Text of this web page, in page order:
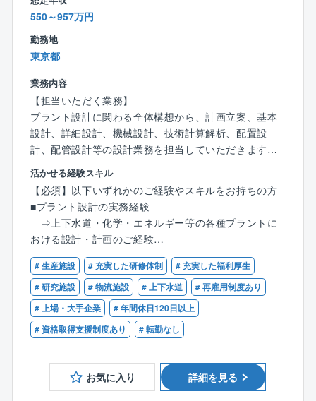
■出張：基本的に社内対応
※多くても月２回程度
休日出勤時には代休取得推奨
■その他働き方
・直行直帰：可 ※入社直後から適応可
・在宅勤務：原則出社 ※相談に応じて取得可能(育
児、病院等など活用実績あり)
・フレックス勤務：可 ※試用期間終了後から適応可
(コアタイム無し)
★働き方への取組
※長時間労働抑制のため 下記、働き方改革の取組を行
っています
◇過重労働防止システム導入
⇒20時以降及び休日は上司の承認がなければPCが稼
働しません。
◇日次で勤怠管理を行い、過重労働にならないよう社
です。
550～957万円
勤務地
東京都
業務内容
【担当いただく業務】
プラント設計に関わる全体構想から、計画立案、基本
設計、詳細設計、機械設計、技術計算解析、配置設
計、配管設計等の設計業務を担当していただきます。
基本オフィス業務ですが、現地調査、試運転時などは
現場へ赴くこともあります。
【主な業務内容】
・全体構想・計画立案：プラント全体の構想と設計計
画を立案し、プロジェクトの方向性を決定
・基本設計：プラントの基本設計を行い、プロジェク
トの大枠を作成
・詳細設計：基本設計を基に詳細な設計を行い、実施
計画を策定
・機械設計：機械設備の設計を行い、プラントの効率
・技術計算解析：設計に必要な技術計算を行い、設計
の安全性と機能性を確保
・配置設計：設備や機器の配置を最適化し、効率的な
活かせる経験スキル
【必須】以下いずれかのご経験やスキルをお持ちの方
■プラント設計の実務経験
⇒上下水道・化学・エネルギー等の各種プラントに
おける設計・計画のご経験
■プラント全体構想・計画立案の責任者、または補佐と
しての経験
⇒プロジェクトの初期フェーズにおける企画、基本
方針の立案、他部署連携のご経験
■基本設計・詳細設計に関する実務経験
⇒レイアウト、仕様決定、設計図書作成などの一連
の業務経験
■以下いずれかの専門設計経験
⇒機械設計／技術計算・解析／機器配置設計／配管
# 生産施設 # 充実した研修体制
# 充実した福利厚生
# 研究施設
# 物流施設 # 上下水道
# 再雇用制度あり
# 上場・大手企業
# 年間休日120日以上
# 資格取得支援制度あり
# 転勤なし
お気に入り 詳細を見る